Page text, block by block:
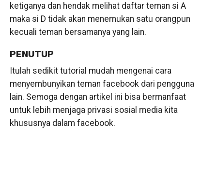
ketiganya dan hendak melihat daftar teman si A
maka si D tidak akan menemukan satu orangpun
kecuali teman bersamanya yang lain.
PENUTUP
Itulah sedikit tutorial mudah mengenai cara
menyembunyikan teman facebook dari pengguna
lain. Semoga dengan artikel ini bisa bermanfaat
untuk lebih menjaga privasi sosial media kita
khususnya dalam facebook.